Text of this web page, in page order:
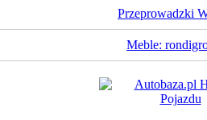
Przeprowadzki
Meble: